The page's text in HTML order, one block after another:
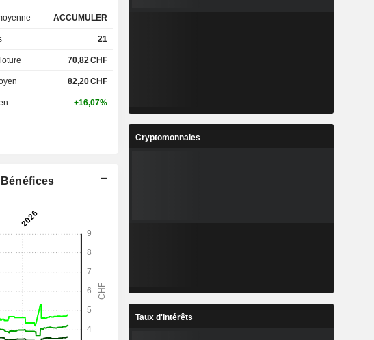
ACCUMULER
21
70,82CHF
82,20CHF
+16,07%
Cryptomonnaies
Taux d'Intérêts